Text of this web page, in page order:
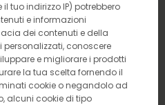
tuo indirizzo IP) potrebbero
e informazioni
dei contenuti e della
conoscere
e migliorare i prodotti
la tua scelta fornendo il
cookie o negandolo ad
alcuni cookie di tipo